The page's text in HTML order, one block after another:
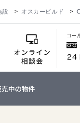
設 オスカービルド
売中の物件